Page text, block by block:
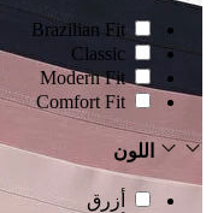
Brazilian Fit
Classic
Modern Fit
Comfort Fit
اللون
أزرق